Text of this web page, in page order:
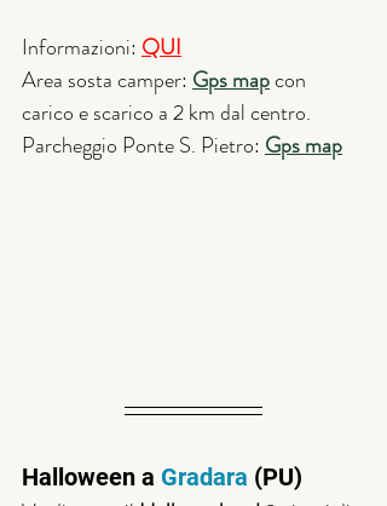
Informazioni: QUI
Area sosta camper: Gps mapcon
carico e scarico a 2 km dal centro.
Parcheggio Ponte S. Pietro: Gps map
Halloween a Gradara (PU)